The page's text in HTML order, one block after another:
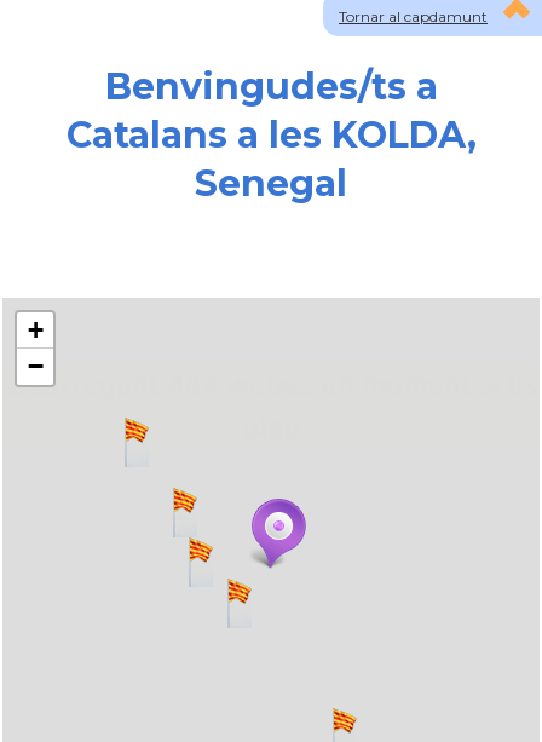
Tornar al capdamunt
Benvingudes/ts a
Catalans a les KOLDA,
Senegal
... carregant 484 webs... un moment si us
+
−